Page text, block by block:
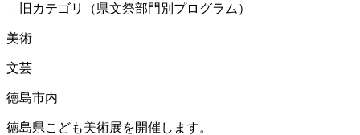
＿旧カテゴリ（県文祭部門別プログラム）
美術
文芸
徳島市内
徳島県こども美術展を開催します。